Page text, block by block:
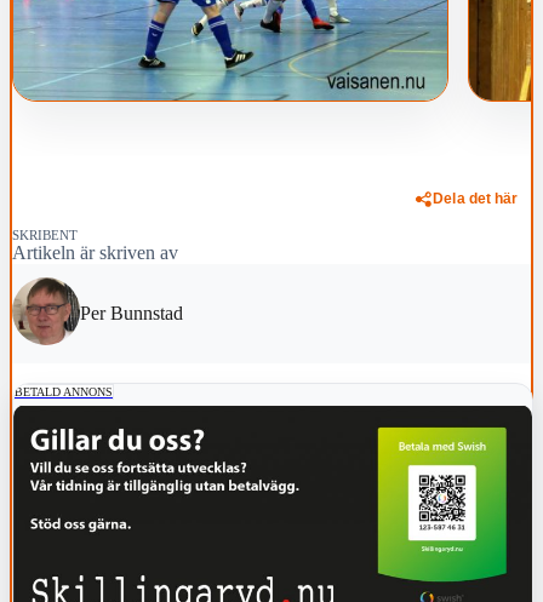
Dela det här
SKRIBENT
Artikeln är skriven av
Per Bunnstad
BETALD ANNONS